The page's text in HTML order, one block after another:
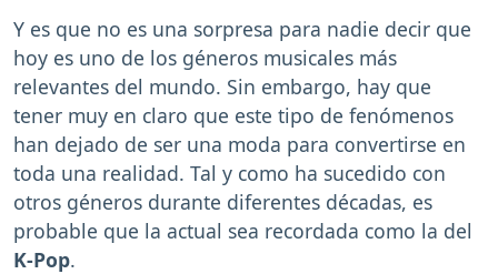
Y es que no es una sorpresa para nadie decir que
hoy es uno de los géneros musicales más
relevantes del mundo. Sin embargo, hay que
tener muy en claro que este tipo de fenómenos
han dejado de ser una moda para convertirse en
toda una realidad. Tal y como ha sucedido con
otros géneros durante diferentes décadas, es
probable que la actual sea recordada como la del
K-Pop.